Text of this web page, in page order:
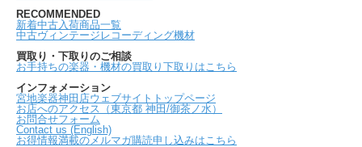
RECOMMENDED
新着中古入荷商品一覧
中古ヴィンテージレコーディング機材
買取り・下取りのご相談
お手持ちの楽器・機材の買取り下取りはこちら
インフォメーション
宮地楽器神田店ウェブサイトトップページ
お店へのアクセス（東京都 神田/御茶ノ水）
お問合せフォーム
Contact us (English)
お得情報満載のメルマガ購読申し込みはこちら